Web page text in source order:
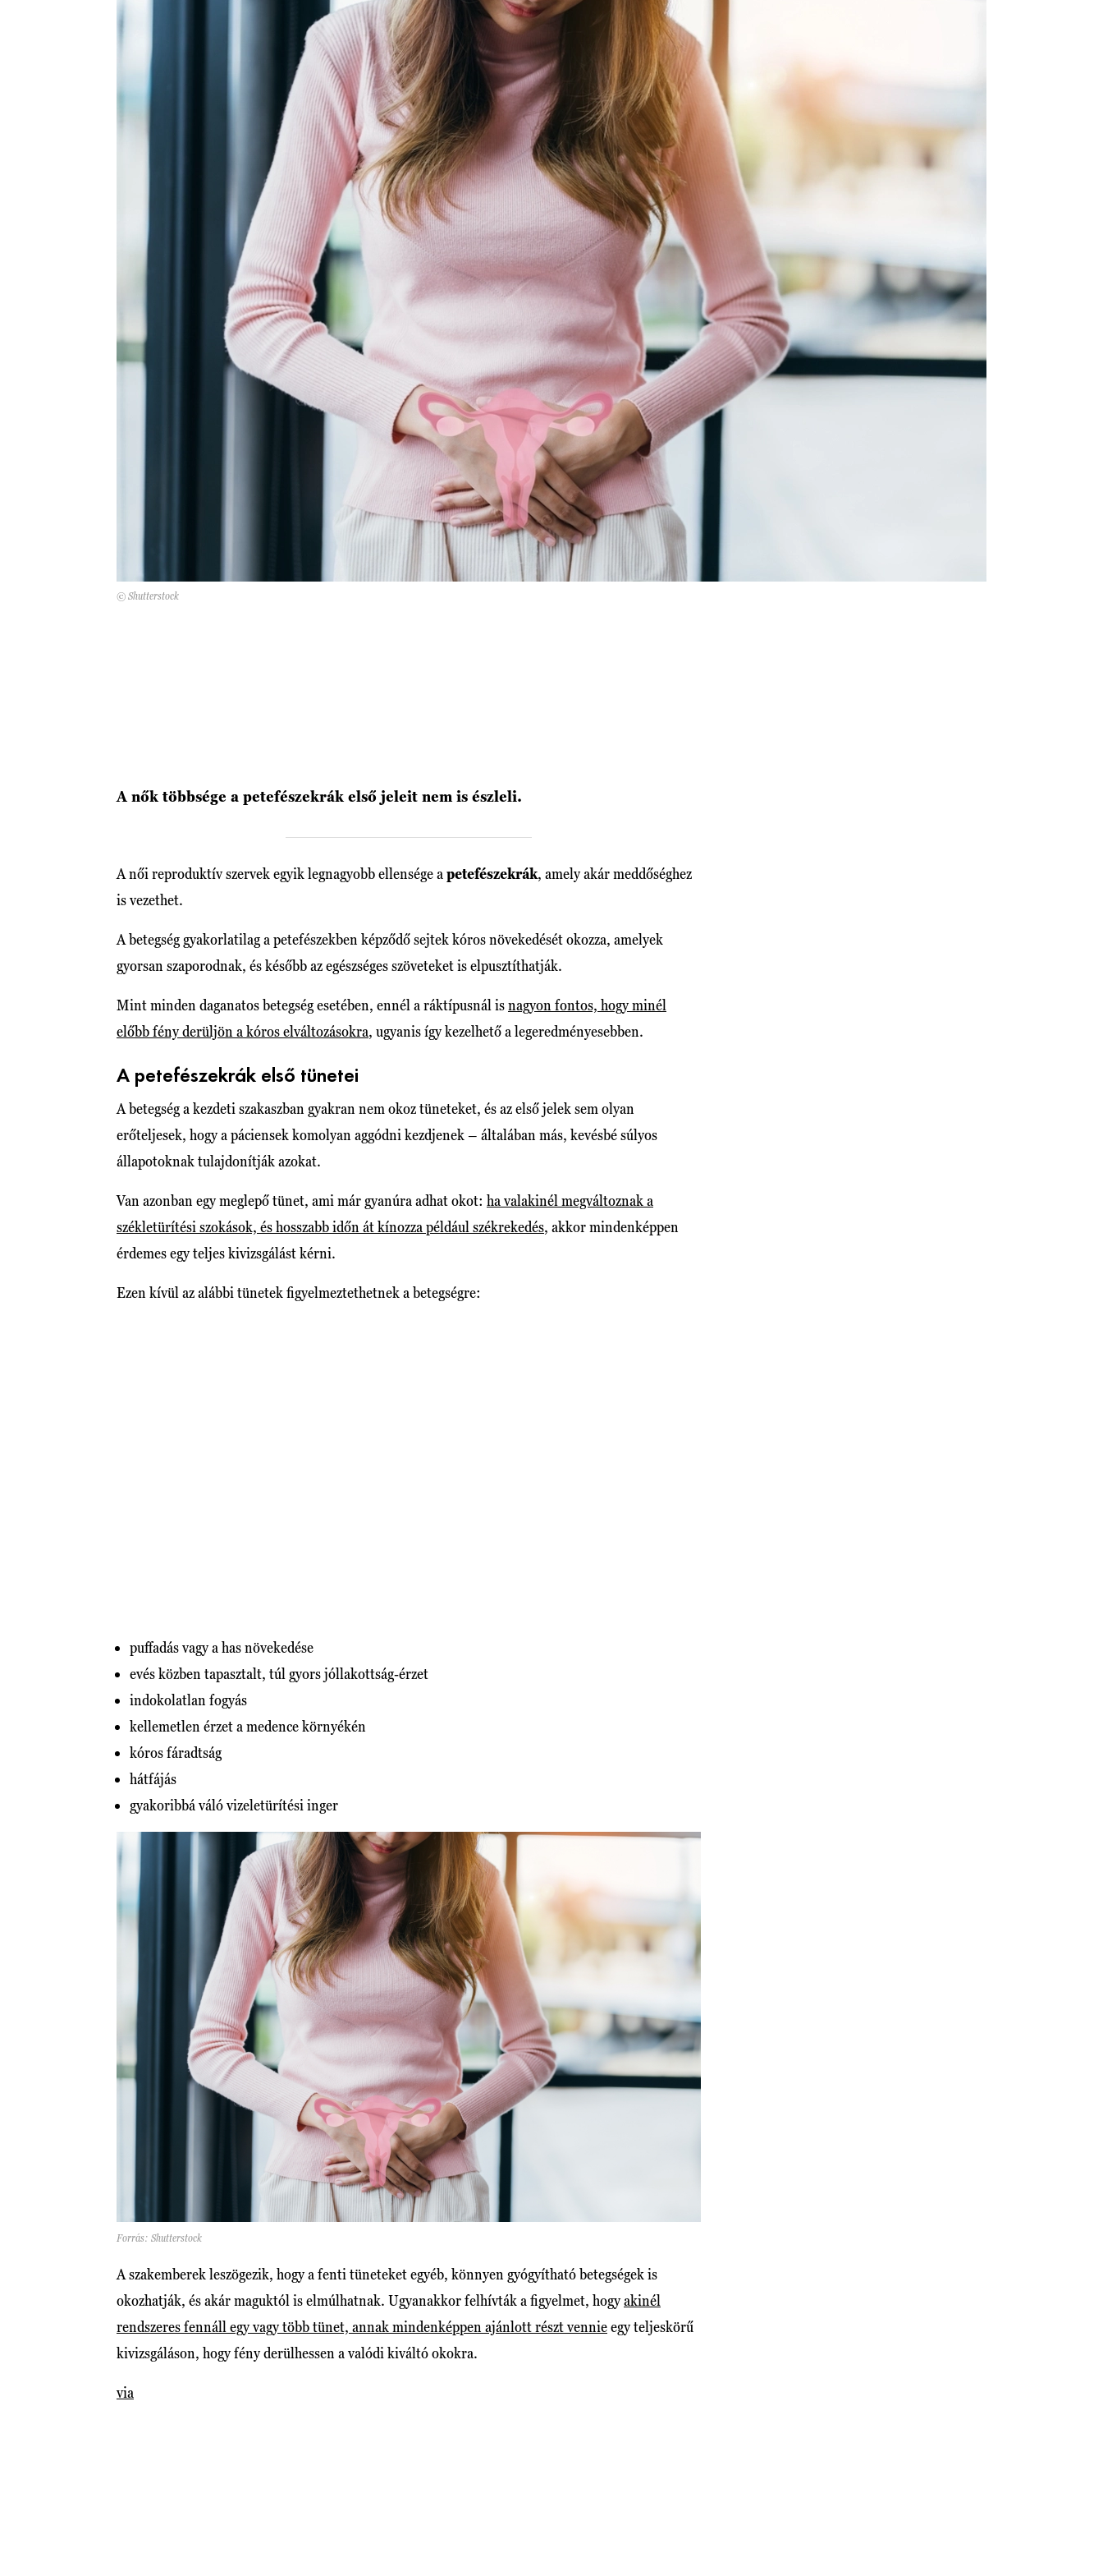
© Shutterstock
A nők többsége a petefészekrák első jeleit nem is észleli.
A női reproduktív szervek egyik legnagyobb ellensége a petefészekrák, amely akár meddőséghez
is vezethet.
A betegség gyakorlatilag a petefészekben képződő sejtek kóros növekedését okozza, amelyek
gyorsan szaporodnak, és később az egészséges szöveteket is elpusztíthatják.
Mint minden daganatos betegség esetében, ennél a ráktípusnál isnagyon fontos, hogy minél
előbb fény derüljön a kóros elváltozásokra, ugyanis így kezelhető a legeredményesebben.
A petefészekrák első tünetei
A betegség a kezdeti szakaszban gyakran nem okoz tüneteket, és az első jelek sem olyan
erőteljesek, hogy a páciensek komolyan aggódni kezdjenek – általában más, kevésbé súlyos
állapotoknak tulajdonítják azokat.
Van azonban egy meglepő tünet, ami már gyanúra adhat okot: ha valakinél megváltoznak a
székletürítési szokások, és hosszabb időn át kínozza például székrekedés, akkor mindenképpen
érdemes egy teljes kivizsgálást kérni.
Ezen kívül az alábbi tünetek figyelmeztethetnek a betegségre:
puffadás vagy a has növekedése
evés közben tapasztalt, túl gyors jóllakottság-érzet
indokolatlan fogyás
kellemetlen érzet a medence környékén
kóros fáradtság
hátfájás
gyakoribbá váló vizeletürítési inger
Forrás: Shutterstock
A szakemberek leszögezik, hogy a fenti tüneteket egyéb, könnyen gyógyítható betegségek is
okozhatják, és akár maguktól is elmúlhatnak. Ugyanakkor felhívták a figyelmet, hogyakinél
rendszeres fennáll egy vagy több tünet, annak mindenképpen ajánlott részt vennieegy teljeskörű
kivizsgáláson, hogy fény derülhessen a valódi kiváltó okokra.
via